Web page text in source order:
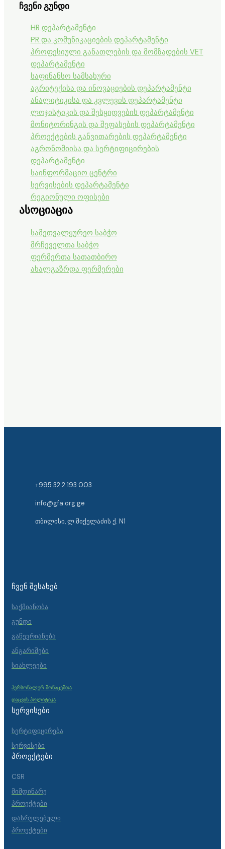
ჩვენიგუნდი
HR დეპარტამენტი
PR და კომუნიკაციების დეპარტამენტი
პროფესიული განათლების და მომზადების VET
დეპარტამენტი
საფინანსო სამსახური
აგრიტექისა და ინოვაციების დეპარტამენტი
ანალიტიკისა და კვლევის დეპარტამენტი
ლოჯისტიკის და შესყიდვების დეპარტამენტი
მონიტორინგის და შეფასების დეპარტამენტი
პროექტების განვითარების დეპარტამენტი
აგრონომიისა და სერტიფიცირების
დეპარტამენტი
საინფორმაციო ცენტრი
სერვისების დეპარტამენტი
რეგიონული ოფისები
ასოციაცია
სამეთვალყურეო საბჭო
მრჩეველთა საბჭო
ფერმერთა სათათბირო
ახალგაზრდა ფერმერები
+995 32 2 193 003
info@gfa.org.ge
თბილისი, ლ.მიქელაძის ქ. N1
ᲩᲕᲔᲜ ᲨᲔᲡᲐᲮᲔᲑ
საქმიანობა
გუნდი
გაწევრიანება
ანგარიშები
სიახლეები
პერსონალურ მონაცემთა
დაცვის პოლიტიკა
ᲡᲔᲠᲕᲘᲡᲔᲑᲘ
სერტიფიცირება
სერვისები
ᲞᲠᲝᲔᲥᲢᲔᲑᲘ
CSR
მიმდინარე
პროექტები
დასრულებული
პროექტები